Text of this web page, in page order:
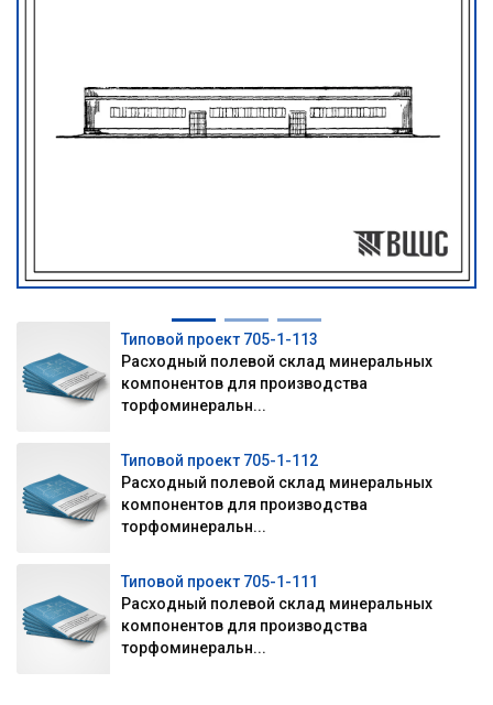
Типовой проект 705-1-113
Расходный полевой склад минеральных
компонентов для производства
торфоминеральн...
Типовой проект 705-1-112
Расходный полевой склад минеральных
компонентов для производства
торфоминеральн...
Типовой проект 705-1-111
Расходный полевой склад минеральных
компонентов для производства
торфоминеральн...